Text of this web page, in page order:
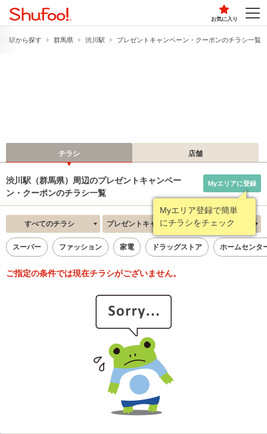
お気に入り
・駅から探す 群馬県 渋川駅 プレゼントキャンペーン・クーポンのチラシ一覧
チラシ 店舗
渋川駅（群馬県）周辺のプレゼントキャンペー
ン・クーポンのチラシ一覧
Myエリア登録で簡単
にチラシをチェック
Myエリアに登録
すべてのチラシ プレゼントキャンペーン・クーポン 新着順
スーパー ファッション 家電 ドラッグストア ホームセンタ
ご指定の条件では現在チラシがございません。